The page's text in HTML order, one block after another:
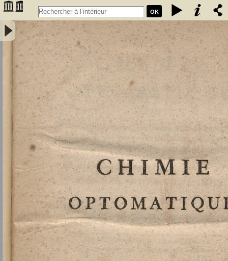
OK
Chimie optomatique ou l'art d'apprendre facilement cette science en
aidant le discours, de tableaux, de figures et de caractères
symboliques, afin de mieux saisir, par la vue, les rapports de la
composition et de la décomposition des corps par F. G. Courrejolles.
Livre premier. Minéraux - Courrejolles, François-Gabriel